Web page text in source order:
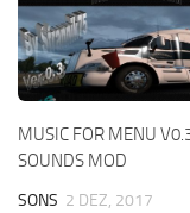
MUSIC FOR MENU
SOUNDS MOD
SONS 2 DEZ, 2017